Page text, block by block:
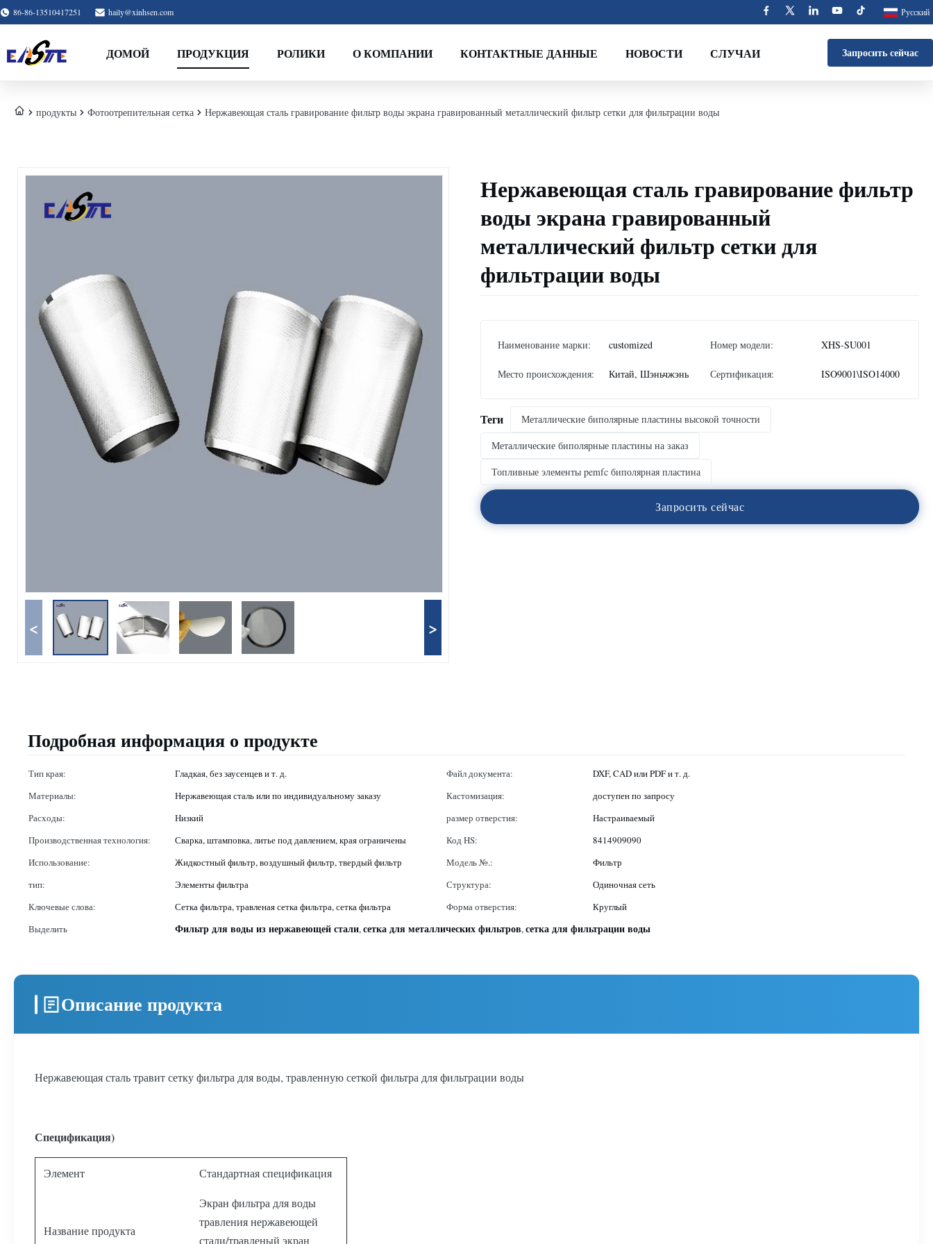
86-86-13510417251 haily@xinhsen.com Русский
ДОМОЙ ПРОДУКЦИЯ РОЛИКИ О КОМПАНИИ КОНТАКТНЫЕ ДАННЫЕ НОВОСТИ СЛУЧАИ Запросить сейчас
продукты Фотоотрепительная сетка Нержавеющая сталь гравирование фильтр воды экрана гравированный металлический фильтр сетки для фильтрации воды
< >
Нержавеющая сталь гравирование фильтр
воды экрана гравированный
металлический фильтр сетки для
фильтрации воды
Наименование марки: customized Номер модели: XHS-SU001
Место происхождения: Китай, Шэньчжэнь Сертификация: ISO9001\ISO14000
Теги
Металлические биполярные пластины высокой точности
Металлические биполярные пластины на заказ
Топливные элементы pemfc биполярная пластина
Запросить сейчас
Подробная информация о продукте
Тип края: Гладкая, без заусенцев и т. д. Файл документа:
DXF, CAD или PDF и т. д.
Материалы:
Нержавеющая сталь или по индивидуальному заказу Кастомизация:
доступен по запросу
Расходы:
Низкий размер отверстия:
Настраиваемый
Производственная технология:
Сварка, штамповка, литье под давлением, края ограничены Код HS:
8414909090
Использование:
Жидкостный фильтр, воздушный фильтр, твердый фильтр Модель №.:
Фильтр
тип:
Элементы фильтра Структура:
Одиночная сеть
Ключевые слова:
Сетка фильтра, травленая сетка фильтра, сетка фильтра Форма отверстия:
Круглый
Выделить
Фильтр для воды из нержавеющей стали,сетка для металлических фильтров,сетка для фильтрации воды
Описание продукта
Нержавеющая сталь травит сетку фильтра для воды, травленную сеткой фильтра для фильтрации воды
Спецификация)
Элемент Стандартная спецификация
Название продукта
Экран фильтра для воды
травления нержавеющей
стали/травленый экран